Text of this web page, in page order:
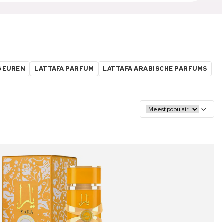
LATTAFA PARFUM LATTAFA ARABISCHE PARFUMS